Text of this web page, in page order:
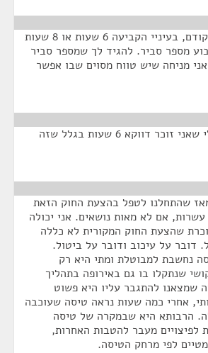
כפי שאמרתי בדיון הקודם, בעיניי הקביעה 6 שעות או 8 שעות
מספר סביר. להגיד לך שמספר סביר
מניחה שיש טווח מסוים שבו אפשר
עו"ד בנדלר, נדמה לי שאני זוכר דווקא 6 שעות בגלל שזה
שהתחלנו לטפל בהצעת החוק הזאת
אם לא מאות נושאים. אני יכולה
שהצעת החוק המקורית לא כללה
דובר על עיכוב ודובר על ביטול.
נחשבת למבוטלת ומתי היא רק
שנתקלו בו גם באירופה בתהליך
שמצאנו להתגבר עליו היא פשוט
אחרי כמה שעות נראה טיסה שעוכבה
הרבותא היא שבמקרה של טיסה
לפיצויים מעבר להטבות האחרות,
לפי מרחק הטיסה.